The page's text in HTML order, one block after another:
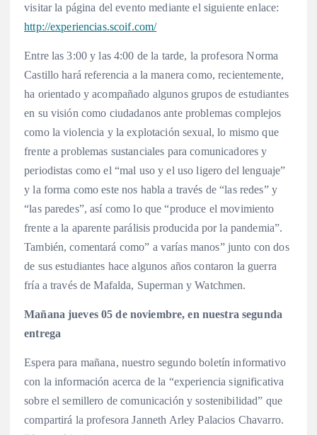
visitar la página del evento mediante el siguiente enlace:
http://experiencias.scoif.com/
Entre las 3:00 y las 4:00 de la tarde, la profesora Norma
Castillo hará referencia a la manera como, recientemente,
ha orientado y acompañado algunos grupos de estudiantes
en su visión como ciudadanos ante problemas complejos
como la violencia y la explotación sexual, lo mismo que
frente a problemas sustanciales para comunicadores y
periodistas como el “mal uso y el uso ligero del lenguaje”
y la forma como este nos habla a través de “las redes” y
“las paredes”, así como lo que “produce el movimiento
frente a la aparente parálisis producida por la pandemia”.
También, comentará como” a varías manos” junto con dos
de sus estudiantes hace algunos años contaron la guerra
fría a través de Mafalda, Superman y Watchmen.
Mañana jueves 05 de noviembre, en nuestra segunda
entrega
Espera para mañana, nuestro segundo boletín informativo
con la información acerca de la “experiencia significativa
sobre el semillero de comunicación y sostenibilidad” que
compartirá la profesora Janneth Arley Palacios Chavarro.